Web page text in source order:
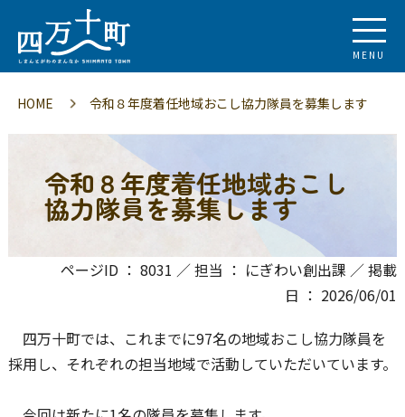
MENU
HOME 令和８年度着任地域おこし協力隊員を募集します
令和８年度着任地域おこし
協力隊員を募集します
ページID ： 8031 ／ 担当 ： にぎわい創出課 ／ 掲載
日 ： 2026/06/01
四万十町では、これまでに97名の地域おこし協力隊員を
採用し、それぞれの担当地域で活動していただいています。